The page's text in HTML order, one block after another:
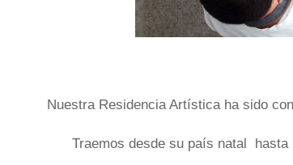
Nuestra Residencia Artística ha sido
Traemos desde su país natal hasta